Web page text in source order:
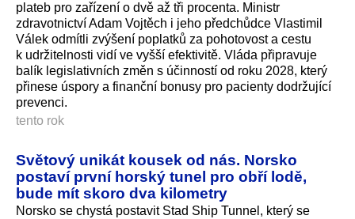
plateb pro zařízení o dvě až tři procenta. Ministr
zdravotnictví Adam Vojtěch i jeho předchůdce Vlastimil
Válek odmítli zvýšení poplatků za pohotovost a cestu
k udržitelnosti vidí ve vyšší efektivitě. Vláda připravuje
balík legislativních změn s účinností od roku 2028, který
přinese úspory a finanční bonusy pro pacienty dodržující
prevenci.
tento rok
Světový unikát kousek od nás. Norsko
postaví první horský tunel pro obří lodě,
bude mít skoro dva kilometry
Norsko se chystá postavit Stad Ship Tunnel, který se